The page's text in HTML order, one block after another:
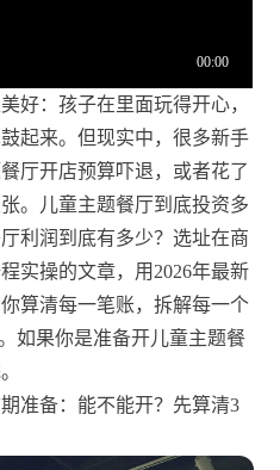
好：孩子在里面玩得开心，
起来。但现实中，很多新手
厅开店预算吓退，或者花了
。儿童主题餐厅到底投资多
利润到底有多少？选址在商
实操的文章，用2026年最新
算清每一笔账，拆解每一个
如果你是准备开儿童主题餐
准备：能不能开？先算清3